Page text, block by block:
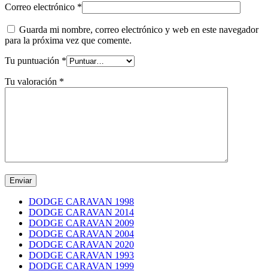
Correo electrónico *
Guarda mi nombre, correo electrónico y web en este navegador
para la próxima vez que comente.
Tu puntuación *
Tu valoración *
DODGE CARAVAN 1998
DODGE CARAVAN 2014
DODGE CARAVAN 2009
DODGE CARAVAN 2004
DODGE CARAVAN 2020
DODGE CARAVAN 1993
DODGE CARAVAN 1999